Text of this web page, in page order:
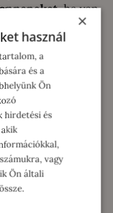
, ha van
az
takarításra
ilyen,ha
allergiában
esetleg
és félünk,
feláztathatja.
Akkor
a
×
használ
a
és a
Ön
hirdetési és
vagy
Ön általi